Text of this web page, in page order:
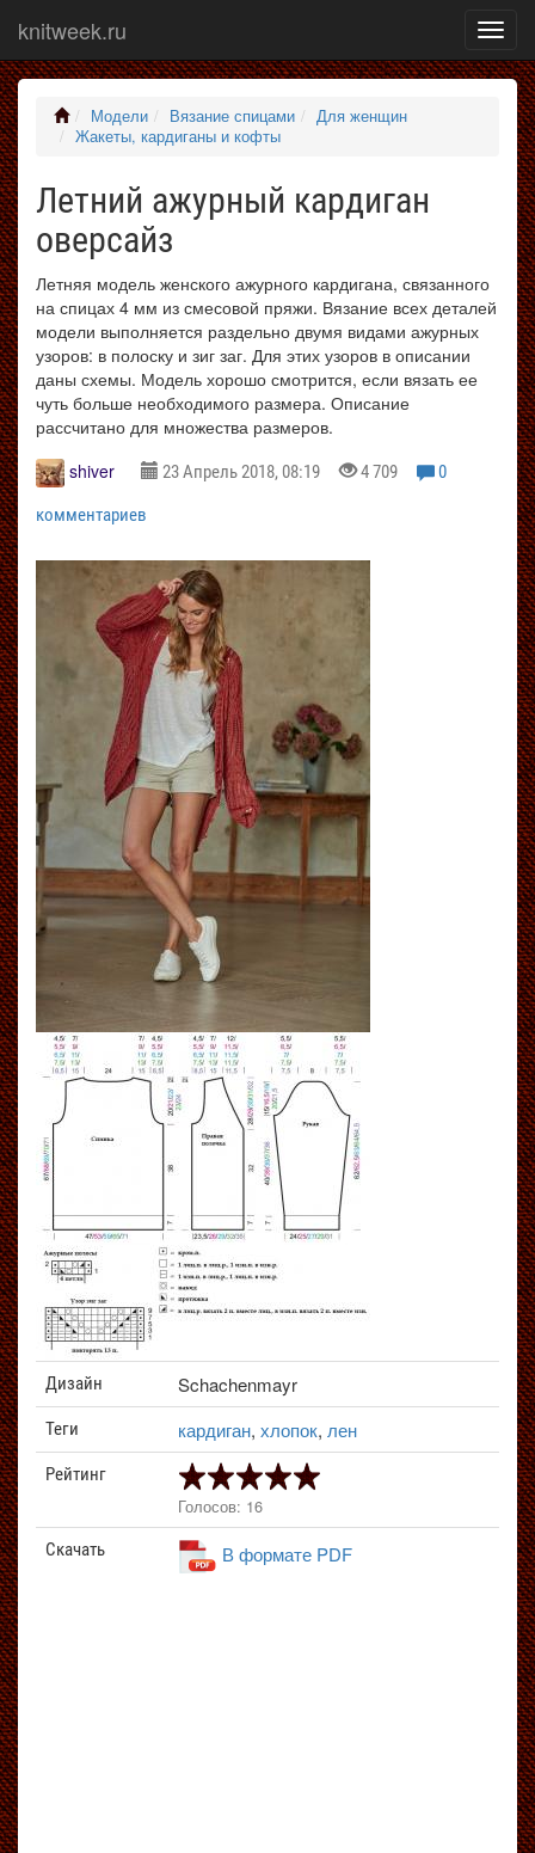
меню
knitweek.ru
Модели Вязание спицами
Для женщин
Жакеты, кардиганы и кофты
Летний ажурный кардиган
оверсайз
Летняя модель женского ажурного кардигана, связанного
на спицах 4 мм из смесовой пряжи. Вязание всех деталей
модели выполняется раздельно двумя видами ажурных
узоров: в полоску и зиг заг. Для этих узоров в описании
даны схемы. Модель хорошо смотрится, если вязать ее
чуть больше необходимого размера. Описание
рассчитано для множества размеров.
shiver
23 Апрель 2018, 08:19 4 709
0
комментариев
Дизайн Schachenmayr
Теги кардиган, хлопок, лен
Рейтинг
Голосов: 16
Скачать В формате PDF